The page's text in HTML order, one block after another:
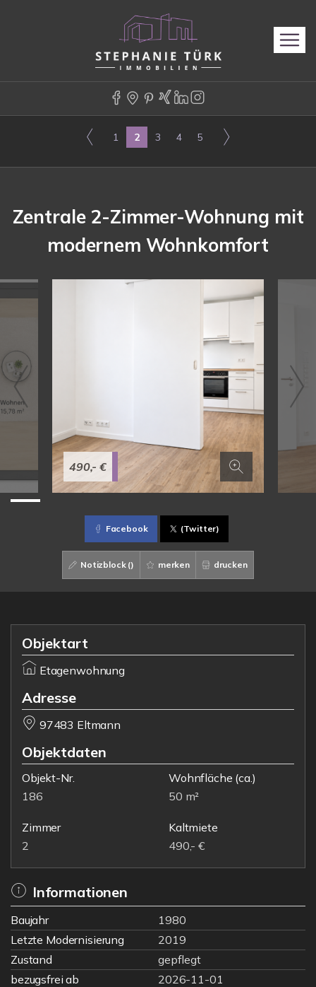
1 2 3 4 5
Zentrale 2-Zimmer-Wohnung mit
modernem Wohnkomfort
490,- €
Facebook (Twitter)
Notizblock () merken drucken
Objektart
Etagenwohnung
Adresse
97483 Eltmann
Objektdaten
Objekt-Nr.
186
Wohnfläche (ca.)
50 m²
Zimmer
2
Kaltmiete
490,- €
Informationen
Baujahr
1980
Letzte Modernisierung
2019
Zustand
gepflegt
bezugsfrei ab
2026-11-01